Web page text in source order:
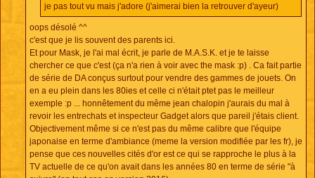
je pas tout vu mais j'adore (j'aimerai bien la retrouver d'ayeur)
oops désolé ^^
c'est que je lis souvent des parents ici.
Et pour Mask, je l'ai mal écrit, je parle de M.A.S.K. et je te laisse
chercher ce que c'est (ça n'a rien à voir avec the mask :p) . Ca fait partie
de série de DA conçus surtout pour vendre des gammes de jouets. On
en a eu plein dans les 80ies et celle ci n'était ptet pas le meilleur
exemple :p ... honnêtement du même jean chalopin j'aurais du mal à
revoir les entrechats et inspecteur Gadget alors que pareil j'étais client.
Objectivement même si ce n'est pas du même calibre que l'équipe
japonaise en terme d'ambiance (meme la version modifiée par les fr), je
pense que ces nouvelles cités d'or est ce qui se rapproche le plus à la
TV actuelle de ce qu'on avait dans les années 80 en terme de série "à